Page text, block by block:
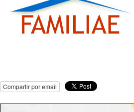
Compartir por email